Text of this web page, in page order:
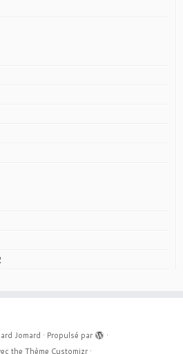
Jomard · Propulsé par
·
the Thème Customizr·